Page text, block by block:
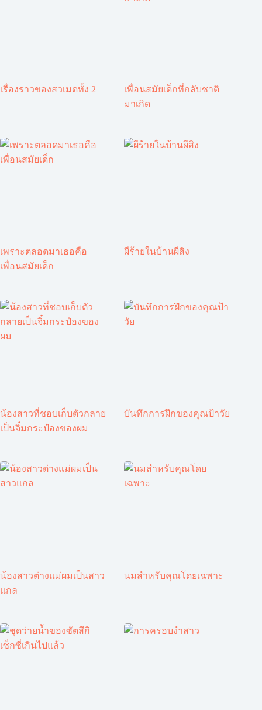
เรื่องราวของสวเมดทั้ง 2
เพื่อนสมัยเด็กที่กลับชาติ
มาเกิด
เพราะตลอดมาเธอคือ
เพื่อนสมัยเด็ก
ผีร้ายในบ้านผีสิง
น้องสาวที่ชอบเก็บตัวกลาย
เป็นจิ๋มกระป๋องของผม
บันทึกการฝึกของคุณป้าวัย
น้องสาวต่างแม่ผมเป็นสาว
แกล
นมสำหรับคุณโดยเฉพาะ